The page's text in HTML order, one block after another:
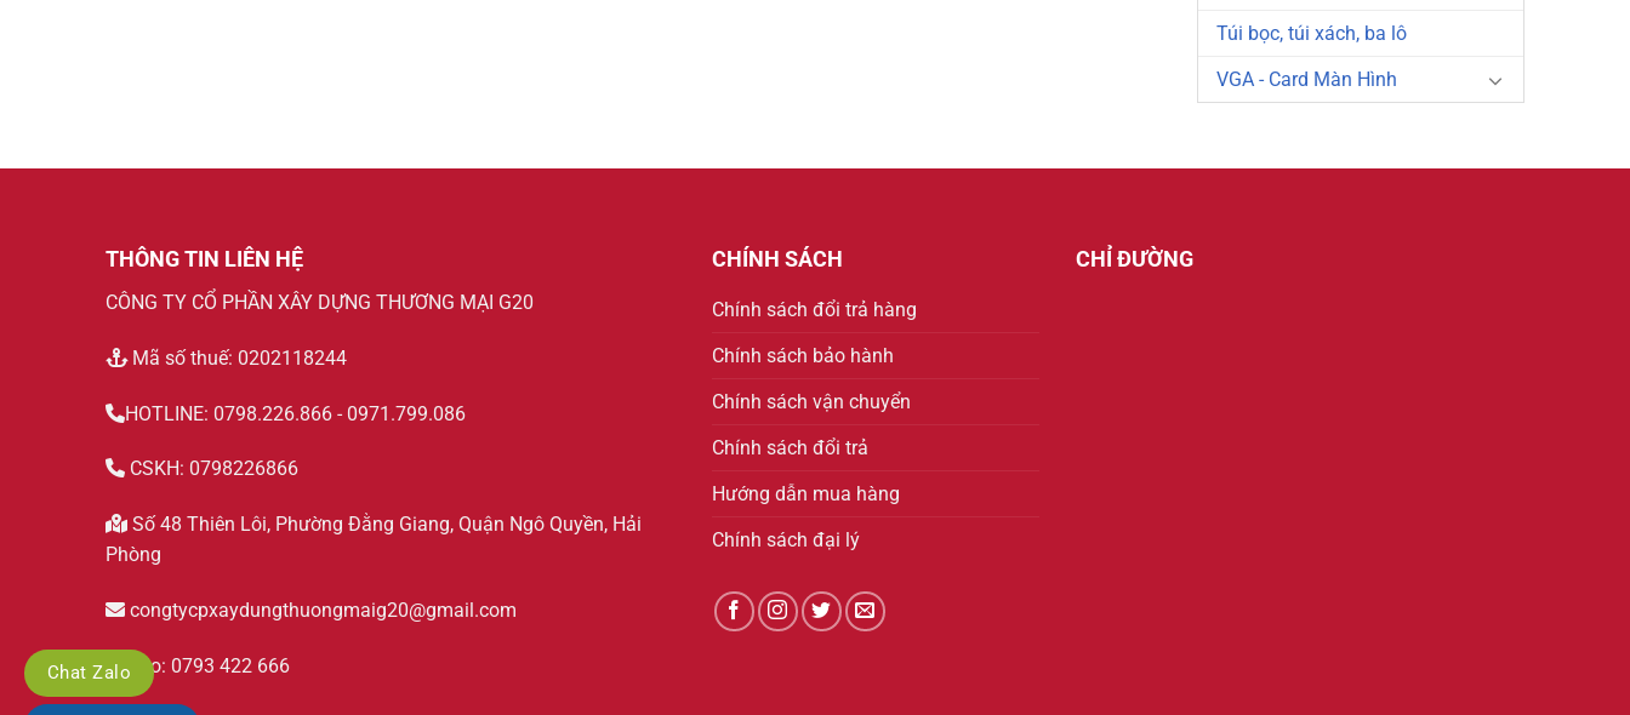
Túi bọc, túi xách, ba lô
VGA - Card Màn Hình
THÔNG TIN LIÊN HỆ
CÔNG TY CỔ PHẦN XÂY DỰNG THƯƠNG MẠI G20
Mã số thuế: 0202118244
HOTLINE: 0798.226.866 - 0971.799.086
CSKH: 0798226866
Số 48 Thiên Lôi, Phường Đằng Giang, Quận Ngô Quyền, Hải
Phòng
congtycpxaydungthuongmaig20@gmail.com
Zalo: 0793 422 666
CHÍNH SÁCH
Chính sách đổi trả hàng
Chính sách bảo hành
Chính sách vận chuyển
Chính sách đổi trả
Hướng dẫn mua hàng
Chính sách đại lý
CHỈ ĐƯỜNG
Chat Zalo